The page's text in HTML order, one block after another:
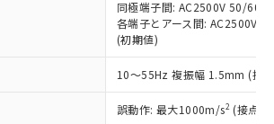
同極端子間: AC2500V 50/
各端子とアース間: AC2500V
(初期値)
10～55Hz 複振幅 1.5mm (接
誤動作: 最大1000m/s2 (接点
をご了承ください。
状況および標準価格照会結果は、
している更新日時点での社内デー
基づき作成されるものであり、閲
れた時点での実際の在庫および標
格とは異なる場合があることをご
更することがあります。
以下、 水銀(Hg) 1000ppm以下、 カド
1000ppm以下、ポリ臭化ビフェニル
以下、ポリ臭化ジフェニルエーテル類
確認です。当社販売部門へお問
物質の基準値 (GB/T26572)：
、 Hg(水銀) : 1000ppm、 Cd(カドミウ
ロム) : 1000ppm、 PBBs(ポリ臭化ビフェ
および外国貿易法に定める商品
下｢規制貨物等」という）を輸出
は国外への提供する場合は、日本
府の輸出許可(または役務取引許
取得するなどの必要な手続きを